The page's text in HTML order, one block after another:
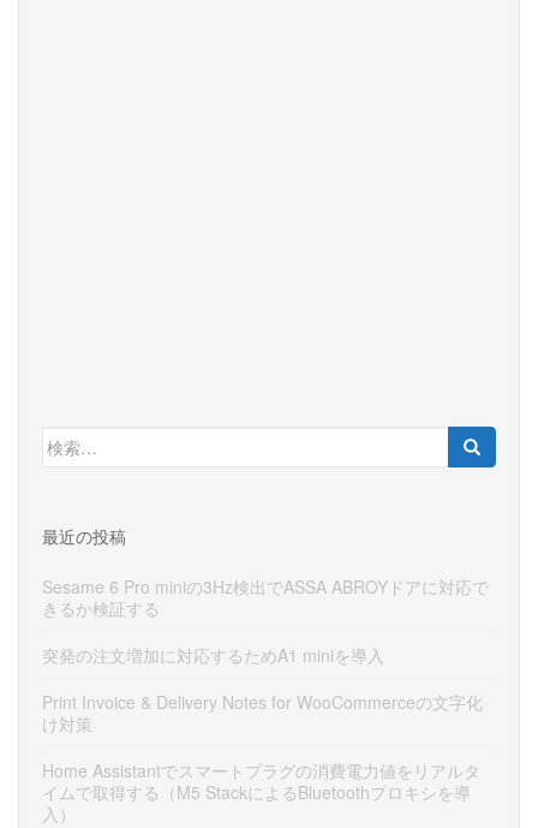
検
索:
最近の投稿
Sesame 6 Pro miniの3Hz検出でASSA ABROYドアに対応で
きるか検証する
突発の注文増加に対応するためA1 miniを導入
Print Invoice & Delivery Notes for WooCommerceの文字化
け対策
Home Assistantでスマートプラグの消費電力値をリアルタ
イムで取得する（M5 StackによるBluetoothプロキシを導
入）